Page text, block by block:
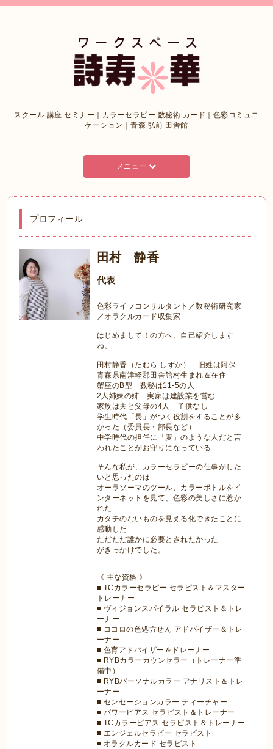
スクール 講座 セミナー｜カラーセラピー 数秘術 カード｜色彩コミュニ
ケーション｜青森 弘前 田舎館
メニュー
プロフィール
田村 静香
代表
色彩ライフコンサルタント／数秘術研究家
／オラクルカード収集家
はじめまして！の方へ、自己紹介します
ね。
田村静香（たむら しずか） 旧姓は阿保
青森県南津軽郡田舎館村生まれ＆在住
蟹座のB型 数秘は11-5の人
2人姉妹の姉 実家は建設業を営む
家族は夫と父母の4人 子供なし
学生時代「長」がつく役割をすることが多
かった（委員長・部長など）
中学時代の担任に「麦」のような人だと言
われたことがお守りになっている
そんな私が、カラーセラピーの仕事がした
いと思ったのは
オーラソーマのツール、カラーボトルをイ
ンターネットを見て、色彩の美しさに惹か
れた
カタチのないものを見える化できたことに
感動した
ただただ誰かに必要とされたかった
がきっかけでした。
《 主な資格 》
■ TCカラーセラピー セラピスト＆マスター
トレーナー
■ ヴィジョンスパイラル セラピスト＆トレ
ーナー
■ ココロの色処方せん アドバイザー＆トレ
ーナー
■ 色育アドバイザー＆ドレーナー
■ RYBカラーカウンセラー（トレーナー準
備中）
■ RYBパーソナルカラー アナリスト＆トレ
ーナー
■ センセーションカラー ティーチャー
■ パワーピアス セラピスト＆トレーナー
■ TCカラーピアス セラピスト＆トレーナー
■ エンジェルセラピー セラピスト
■ オラクルカード セラピスト